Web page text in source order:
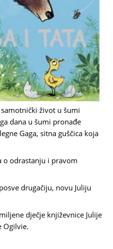
život u šumi
dana u šumi pronađe
Gaga, sitna guščica koja
o odrastanju i pravom
drugačiju, novu Juliju
dječje književnice Julije
Ogilvie.